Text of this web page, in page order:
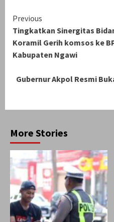
Continue
Reading
Previous
Tingkatkan Sinergitas
Koramil Gerih komsos ke
Kabupaten Ngawi
Gubernur Akpol Resmi
More Stories